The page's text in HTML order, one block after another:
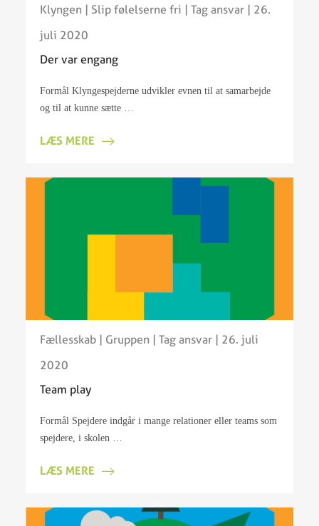
Klyngen | Slip følelserne fri | Tag ansvar| 26.
juli 2020
Der var engang
Formål Klyngespejderne udvikler evnen til at samarbejde
og til at kunne sætte …
LÆS MERE
Fællesskab| Gruppen | Tag ansvar| 26. juli
2020
Team play
Formål Spejdere indgår i mange relationer eller teams som
spejdere, i skolen …
LÆS MERE